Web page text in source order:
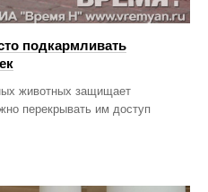
подкармливать
животных защищает
перекрывать им доступ